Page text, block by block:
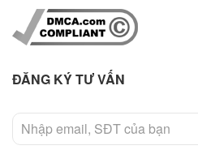
ĐĂNG KÝ TƯ VẤN